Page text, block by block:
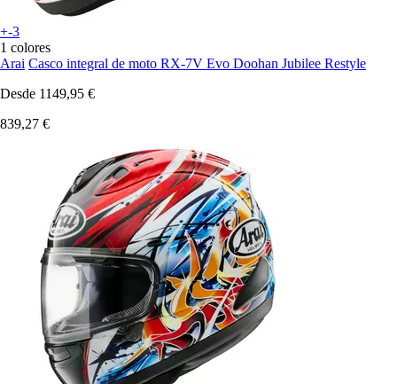
+-3
1 colores
Arai Casco integral de moto RX-7V Evo Doohan Jubilee Restyle
Desde 1149,95 €
839,27 €